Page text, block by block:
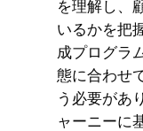
を理解し、
いるかを把
成プログラ
態に合わせ
う必要があ
ャーニーに